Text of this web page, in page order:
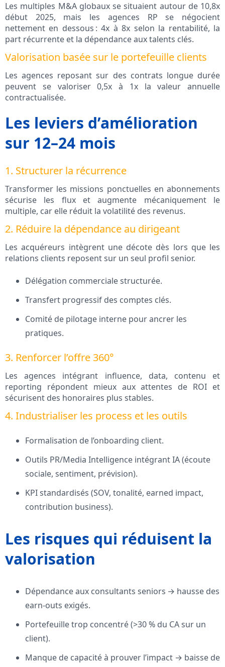
Les multiples M&A globaux se situaient autour de 10,8x
début 2025, mais les agences RP se négocient
nettement en dessous : 4x à 8x selon la rentabilité, la
part récurrente et la dépendance aux talents clés.
Valorisation basée sur le portefeuille clients
Les agences reposant sur des contrats longue durée
peuvent se valoriser 0,5x à 1x la valeur annuelle
contractualisée.
Les leviers d’amélioration
sur 12–24 mois
1. Structurer la récurrence
Transformer les missions ponctuelles en abonnements
sécurise les flux et augmente mécaniquement le
multiple, car elle réduit la volatilité des revenus.
2. Réduire la dépendance au dirigeant
Les acquéreurs intègrent une décote dès lors que les
relations clients reposent sur un seul profil senior.
Délégation commerciale structurée.
Transfert progressif des comptes clés.
Comité de pilotage interne pour ancrer les
pratiques.
3. Renforcer l’offre 360°
Les agences intégrant influence, data, contenu et
reporting répondent mieux aux attentes de ROI et
sécurisent des honoraires plus stables.
4. Industrialiser les process et les outils
Formalisation de l’onboarding client.
Outils PR/Media Intelligence intégrant IA (écoute
sociale, sentiment, prévision).
KPI standardisés (SOV, tonalité, earned impact,
contribution business).
Les risques qui réduisent la
valorisation
Dépendance aux consultants seniors → hausse des
earn-outs exigés.
Portefeuille trop concentré (>30 % du CA sur un
client).
Manque de capacité à prouver l’impact → baisse de